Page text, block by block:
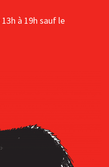
à 19h sauf le